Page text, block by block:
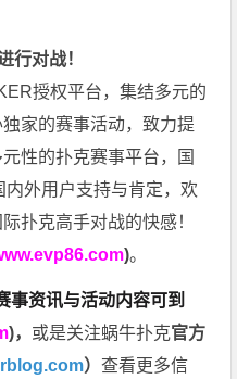
行对战！
授权平台，集结多元的
家的赛事活动，致力提
性的扑克赛事平台，国
内外用户支持与肯定，欢
扑克高手对战的快感！
)。
事资讯与活动内容可到
)， 或是关注蜗牛扑克官方
）查看更多信